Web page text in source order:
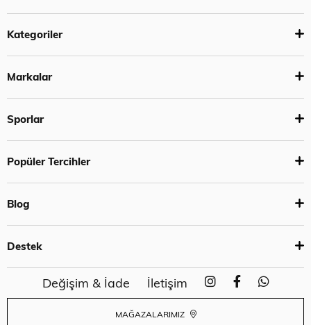
Kategoriler
Markalar
Sporlar
Popüler Tercihler
Blog
Destek
Değişim & İade İletişim
MAĞAZALARIMIZ